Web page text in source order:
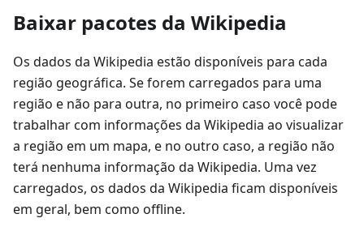
Baixar pacotes da Wikipedia
Os dados da Wikipedia estão disponíveis para cada
região geográfica. Se forem carregados para uma
região e não para outra, no primeiro caso você pode
trabalhar com informações da Wikipedia ao visualizar
a região em um mapa, e no outro caso, a região não
terá nenhuma informação da Wikipedia. Uma vez
carregados, os dados da Wikipedia ficam disponíveis
em geral, bem como offline.